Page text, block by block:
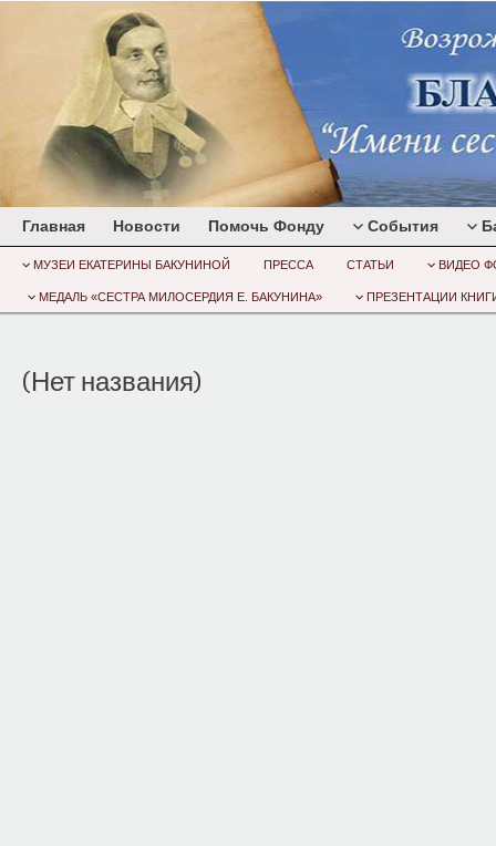
Главная Новости Помочь Фонду События
МУЗЕИ ЕКАТЕРИНЫ БАКУНИНОЙ ПРЕССА СТАТЬИ ВИДЕО
МЕДАЛЬ «СЕСТРА МИЛОСЕРДИЯ Е. БАКУНИНА» ПРЕЗЕНТАЦИИ
(Нет названия)